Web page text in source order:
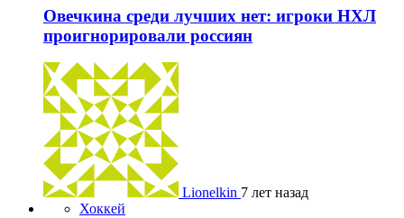
Овечкина среди лучших нет: игроки НХЛ
проигнорировали россиян
Lionelkin 7 лет назад
Хоккей